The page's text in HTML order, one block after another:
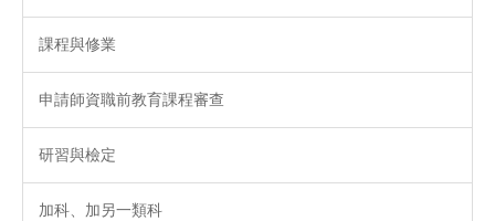
課程與修業
申請師資職前教育課程審查
研習與檢定
加科、加另一類科